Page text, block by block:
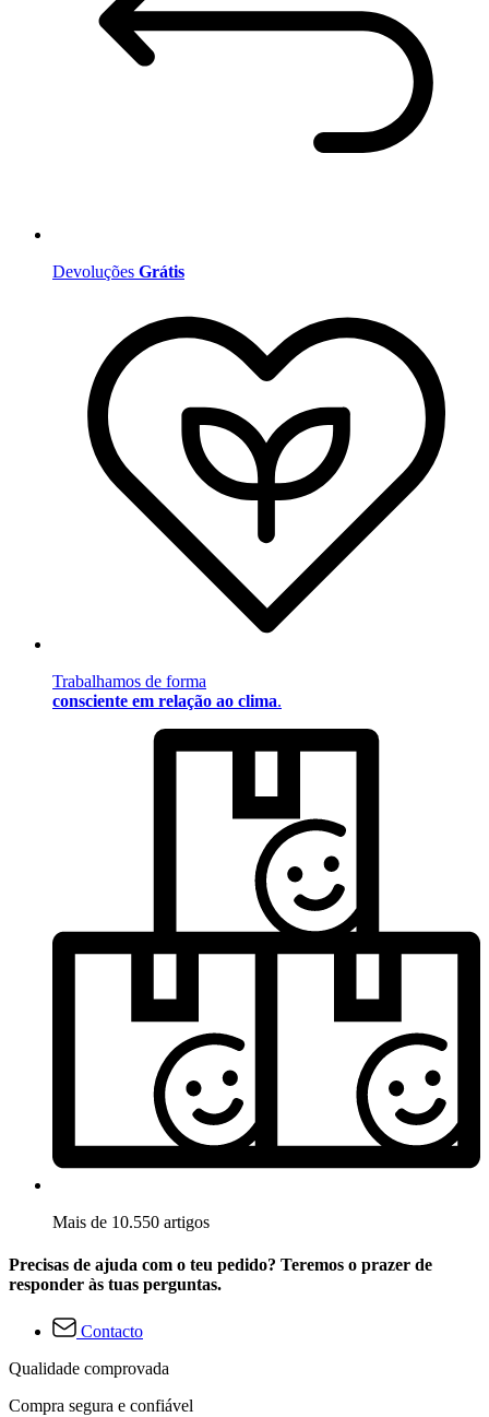
Devoluções Grátis
Trabalhamos de forma
consciente em relação ao clima.
Mais de 10.550 artigos
Precisas de ajuda com o teu pedido? Teremos o prazer de
responder às tuas perguntas.
Contacto
Qualidade comprovada
Compra segura e confiável